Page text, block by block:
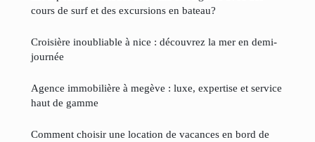
cours de surf et des excursions en bateau?
Croisière inoubliable à nice : découvrez la mer en demi-
journée
Agence immobilière à megève : luxe, expertise et service
haut de gamme
Comment choisir une location de vacances en bord de